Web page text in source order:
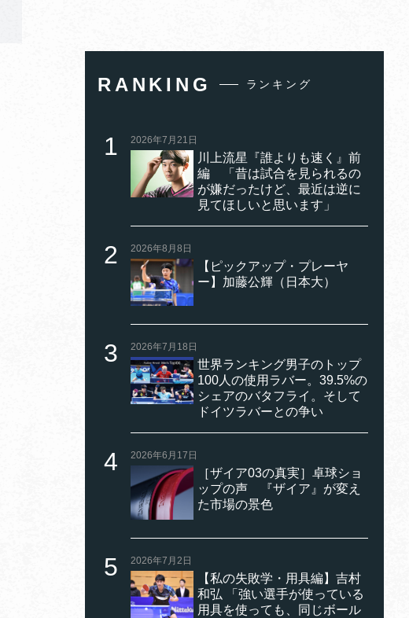
RANKING ランキング
2026年7月21日
川上流星『誰よりも速く』前
編 「昔は試合を見られるの
が嫌だったけど、最近は逆に
見てほしいと思います」
2026年8月8日
【ピックアップ・プレーヤ
ー】加藤公輝（日本大）
2026年7月18日
世界ランキング男子のトップ
100人の使用ラバー。39.5%の
シェアのバタフライ。そして
ドイツラバーとの争い
2026年6月17日
［ザイア03の真実］卓球ショ
ップの声 『ザイア』が変え
た市場の景色
2026年7月2日
【私の失敗学・用具編】吉村
和弘 「強い選手が使っている
用具を使っても、同じボール